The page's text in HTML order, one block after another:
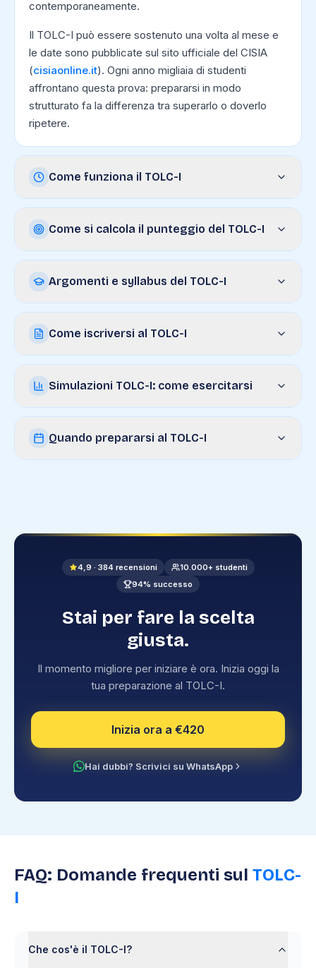
contemporaneamente.
Il TOLC-I può essere sostenuto una volta al mese e
le date sono pubblicate sul sito ufficiale del CISIA
(cisiaonline.it). Ogni anno migliaia di studenti
affrontano questa prova: prepararsi in modo
strutturato fa la differenza tra superarlo o doverlo
ripetere.
Come funziona il TOLC-I
Come si calcola il punteggio del TOLC-I
Argomenti e syllabus del TOLC-I
Come iscriversi al TOLC-I
Simulazioni TOLC-I: come esercitarsi
Quando prepararsi al TOLC-I
4,9 · 384recensioni
10.000+ studenti
94% successo
Stai per fare la scelta
giusta.
Il momento migliore per iniziare è ora. Inizia oggi la
tua preparazione al TOLC-I.
Inizia ora a €420
Hai dubbi? Scrivici su WhatsApp
FAQ: Domande frequenti sul TOLC-
I
Che cos'è il TOLC-I?